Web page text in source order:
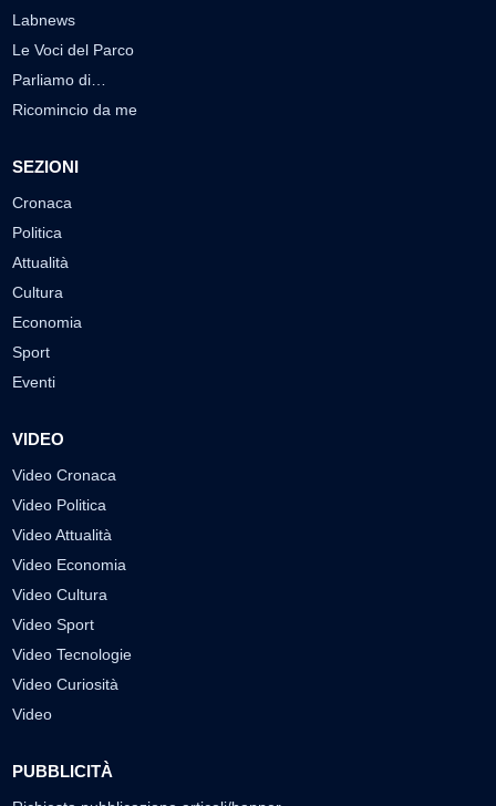
Labnews
Le Voci del Parco
Parliamo di…
Ricomincio da me
SEZIONI
Cronaca
Politica
Attualità
Cultura
Economia
Sport
Eventi
VIDEO
Video Cronaca
Video Politica
Video Attualità
Video Economia
Video Cultura
Video Sport
Video Tecnologie
Video Curiosità
Video
PUBBLICITÀ